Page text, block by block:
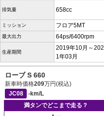
排気量 658cc
ミッション フロア5MT
最大出力 64ps/6400rpm
生産期間
2019年10月～202
1年03月
ローブ S 660
新車時価格209万円(税込)
JC08
-km/L
満タンでどこまで走る？